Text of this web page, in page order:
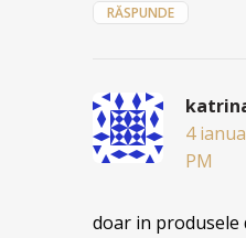
RĂSPUNDE
4
PM
doar in